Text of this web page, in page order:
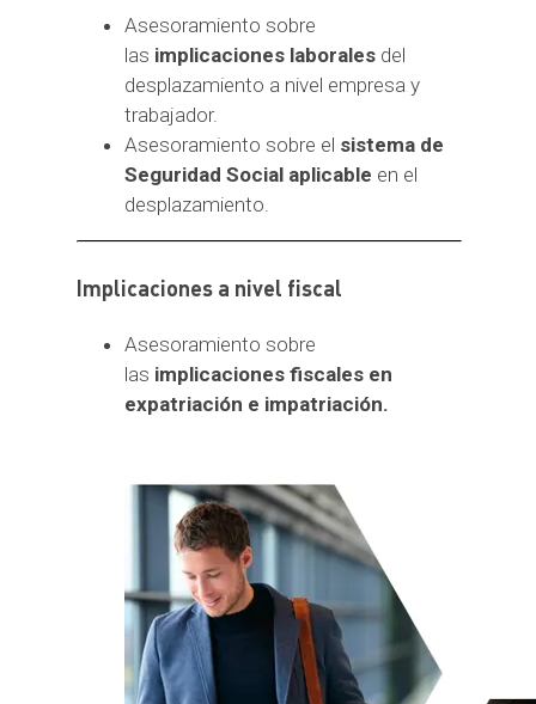
Asesoramiento sobre
las implicaciones laborales del
desplazamiento a nivel empresa y
trabajador.
Asesoramiento sobre el sistema de
Seguridad Social aplicable en el
desplazamiento.
Implicaciones a nivel fiscal
Asesoramiento sobre
las implicaciones fiscales en
expatriación e impatriación.